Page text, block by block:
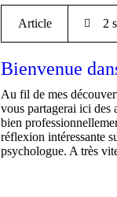
Article 2
Bienvenue
Au fil de mes
vous partagerai ici des
bien
réflexion intéressante
psychologue. A très